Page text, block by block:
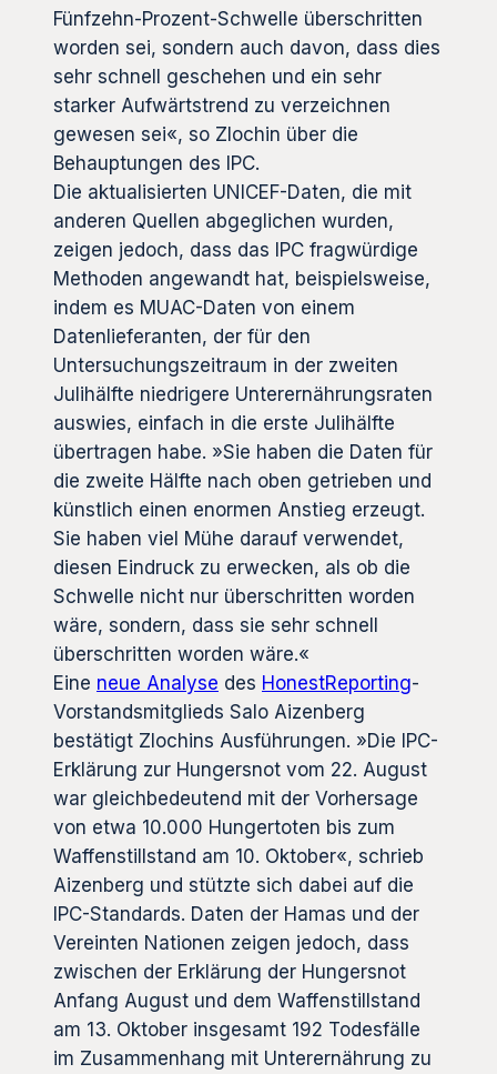
Fünfzehn-Prozent-Schwelle überschritten
worden sei, sondern auch davon, dass dies
sehr schnell geschehen und ein sehr
starker Aufwärtstrend zu verzeichnen
gewesen sei«, so Zlochin über die
Behauptungen des IPC.
Die aktualisierten UNICEF-Daten, die mit
anderen Quellen abgeglichen wurden,
zeigen jedoch, dass das IPC fragwürdige
Methoden angewandt hat, beispielsweise,
indem es MUAC-Daten von einem
Datenlieferanten, der für den
Untersuchungszeitraum in der zweiten
Julihälfte niedrigere Unterernährungsraten
auswies, einfach in die erste Julihälfte
übertragen habe. »Sie haben die Daten für
die zweite Hälfte nach oben getrieben und
künstlich einen enormen Anstieg erzeugt.
Sie haben viel Mühe darauf verwendet,
diesen Eindruck zu erwecken, als ob die
Schwelle nicht nur überschritten worden
wäre, sondern, dass sie sehr schnell
überschritten worden wäre.«
Eine neue Analyse des HonestReporting-
Vorstandsmitglieds Salo Aizenberg
bestätigt Zlochins Ausführungen. »Die IPC-
Erklärung zur Hungersnot vom 22. August
war gleichbedeutend mit der Vorhersage
von etwa 10.000 Hungertoten bis zum
Waffenstillstand am 10. Oktober«, schrieb
Aizenberg und stützte sich dabei auf die
IPC-Standards. Daten der Hamas und der
Vereinten Nationen zeigen jedoch, dass
zwischen der Erklärung der Hungersnot
Anfang August und dem Waffenstillstand
am 13. Oktober insgesamt 192 Todesfälle
im Zusammenhang mit Unterernährung zu